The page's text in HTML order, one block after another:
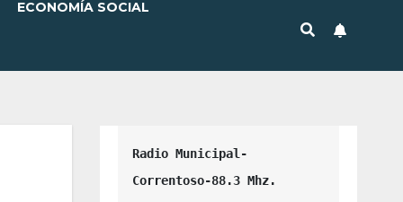
ECONOMÍA SOCIAL
Radio Municipal-
Correntoso-88.3 Mhz.